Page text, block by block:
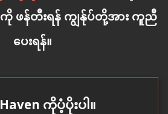
ကို ဖန်တီးရန် ကျွန်ုပ်တို့အား ကူညီ
ပေးရန်။
ကိုပံ့ပိုးပါ။